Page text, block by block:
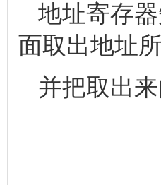
地址寄存
面取出地址
并把取出